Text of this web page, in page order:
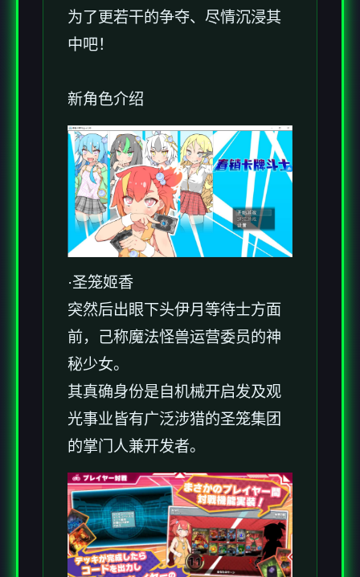
为了更若干的争夺、尽情沉浸其
中吧！
新角色介绍
·圣笼姬香
突然后出眼下头伊月等待士方面
前，己称魔法怪兽运营委员的神
秘少女。
其真确身份是自机械开启发及观
光事业皆有广泛涉猎的圣笼集团
的掌门人兼开发者。